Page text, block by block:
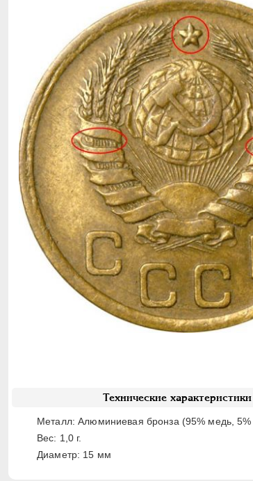
Технические характеристики
Металл: Алюминиевая бронза (95% медь,
Вес: 1,0 г.
Диаметр: 15 мм